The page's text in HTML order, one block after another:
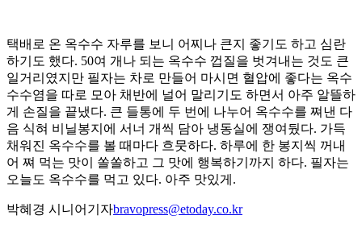
택배로 온 옥수수 자루를 보니 어찌나 큰지 좋기도 하고 심란
하기도 했다. 50여 개나 되는 옥수수 껍질을 벗겨내는 것도 큰
일거리였지만 필자는 차로 만들어 마시면 혈압에 좋다는 옥수
수수염을 따로 모아 채반에 널어 말리기도 하면서 아주 알뜰하
게 손질을 끝냈다. 큰 들통에 두 번에 나누어 옥수수를 쪄낸 다
음 식혀 비닐봉지에 서너 개씩 담아 냉동실에 쟁여뒀다. 가득
채워진 옥수수를 볼 때마다 흐뭇하다. 하루에 한 봉지씩 꺼내
어 쪄 먹는 맛이 쏠쏠하고 그 맛에 행복하기까지 하다. 필자는
오늘도 옥수수를 먹고 있다. 아주 맛있게.
박혜경 시니어기자bravopress@etoday.co.kr